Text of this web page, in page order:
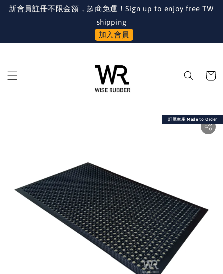
新會員註冊不限金額，超商免運！Sign up to enjoy free TW
shipping
加入會員
訂單生產 Made to Order